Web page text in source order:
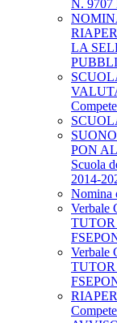
N. 9707
LA
PON
Scuola
2014-
Nomina
Verbale
TUTOR
Verbale
TUTOR